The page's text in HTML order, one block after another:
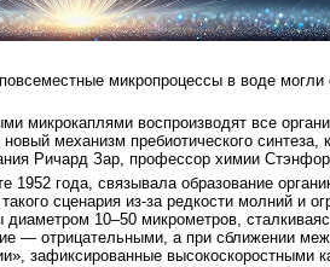
микропроцессы в воде могли
микрокаплями воспроизводят все
механизм пребиотического синтеза,
Ричард Зар, профессор химии
1952 года, связывала образование
сценария из-за редкости молний и
диаметром 10–50 микрометров,
— отрицательными, а при сближении
зафиксированные высокоскоростными